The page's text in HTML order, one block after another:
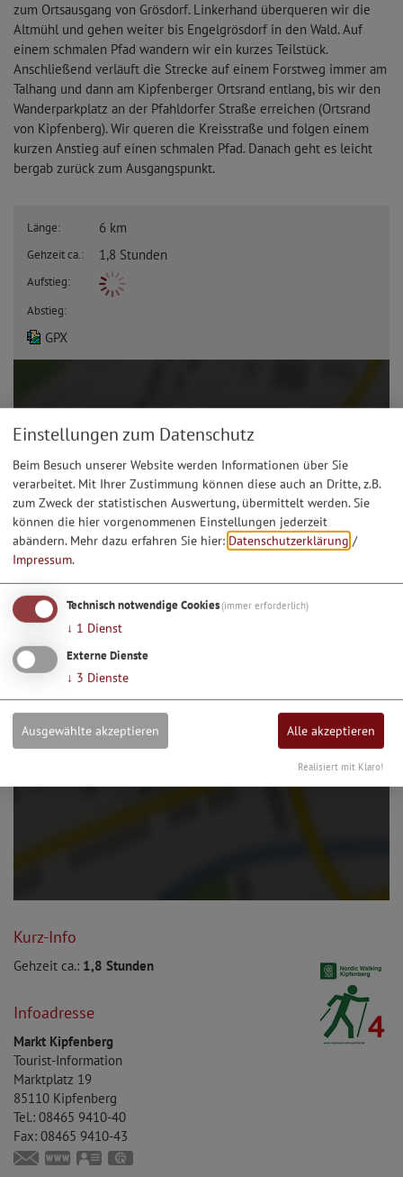
zum Ortsausgang von Grösdorf. Linkerhand überqueren wir die
Altmühl und gehen weiter bis Engelgrösdorf in den Wald. Auf
einem schmalen Pfad wandern wir ein kurzes Teilstück.
Anschließend verläuft die Strecke auf einem Forstweg immer am
Talhang und dann am Kipfenberger Ortsrand entlang, bis wir den
Wanderparkplatz an der Pfahldorfer Straße erreichen (Ortsrand
von Kipfenberg). Wir queren die Kreisstraße und folgen einem
kurzen Anstieg auf einen schmalen Pfad. Danach geht es leicht
bergab zurück zum Ausgangspunkt.
Länge: 6 km
Gehzeit ca.: 1,8 Stunden
Aufstieg:
Abstieg:
GPX
Möchten Sie von Google Maps bereitgestellte externe
Kurz-Info
Gehzeit ca.: 1,8 Stunden
Infoadresse
Markt Kipfenberg
Tourist-Information
Marktplatz 19
85110 Kipfenberg
Tel.: 08465 9410-40
Fax: 08465 9410-43
touristinfo@markt-kipfenberg.de
www.kipfenberg.de
vCard
Einstellungen zum Datenschutz
Beim Besuch unserer Website werden Informationen über Sie
verarbeitet. Mit Ihrer Zustimmung können diese auch an Dritte, z.B.
zum Zweck der statistischen Auswertung, übermittelt werden. Sie
können die hier vorgenommenen Einstellungen jederzeit
abändern. Mehr dazu erfahren Sie hier: Datenschutzerklärung /
Impressum.
Technisch notwendige Cookies(immer erforderlich)
↓ 1 Dienst
Externe Dienste
↓ 3 Dienste
Ausgewählte akzeptieren Alle akzeptieren
Realisiert mit Klaro!